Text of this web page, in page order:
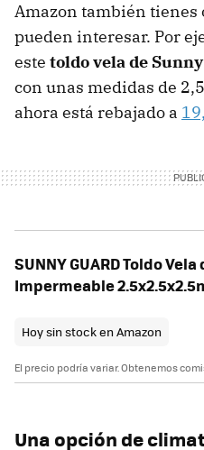
Amazon también tienes
pueden interesar. Por
este toldo vela de
con unas medidas de
ahora está rebajado a
SUNNY GUARD Toldo
Impermeable
Hoy sin stock en Amazon
El precio podría variar. Obtenemos
Una opción de